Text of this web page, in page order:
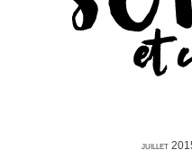
juillet